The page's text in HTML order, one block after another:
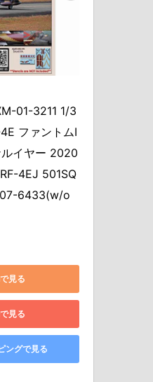
01-3211 1/3
ファントムI
イヤー 2020
4EJ 501SQ
6433(w/o
見る
見る
ングで見る